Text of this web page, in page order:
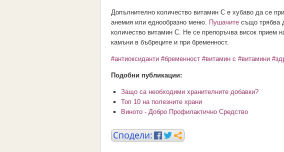
Допълнително количество витамин С е хубаво да се
анемия или еднообразно меню. Пушачите също трябва
количество витамин С. Не се препоръчва висок прием
камъни в бъбреците и при бременност.
#антиоксиданти #бременност #витамин с #витамини
Подобни публикации:
Защо са необходими хранителните добавки?
Топ 10 на полезните храни
Виното - Добро Профилактично Средство